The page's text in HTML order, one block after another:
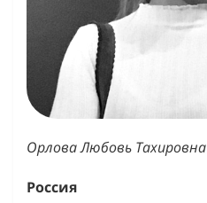
Орлова Любовь Тахировна
Россия